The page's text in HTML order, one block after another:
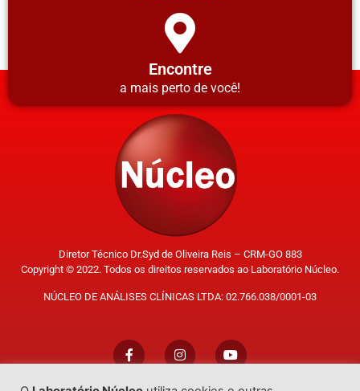
Encontre
a mais perto de você!
Diretor Técnico Dr.Syd de Oliveira Reis – CRM-GO 883
Copyright © 2022. Todos os direitos reservados ao Laboratório Núcleo.
NÚCLEO DE ANÁLISES CLÍNICAS LTDA: 02.766.038/0001-03